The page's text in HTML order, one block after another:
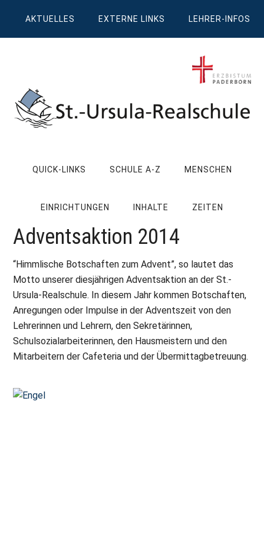
springen
secondary
Seitenspalte
springen
Fußzeile
springen
AKTUELLES EXTERNE LINKS LEHRER-INFOS
Ursula
Realschule
Attendorn
Persönlichkeit,
QUICK-LINKS SCHULE A-Z MENSCHEN
EINRICHTUNGEN INHALTE ZEITEN
Adventsaktion 2014
“Himmlische Botschaften zum Advent”, so lautet das
Motto unserer diesjährigen Adventsaktion an der St.-
Ursula-Realschule. In diesem Jahr kommen Botschaften,
Anregungen oder Impulse in der Adventszeit von den
Lehrerinnen und Lehrern, den Sekretärinnen,
Schulsozialarbeiterinnen, den Hausmeistern und den
Mitarbeitern der Cafeteria und der Übermittagbetreuung.